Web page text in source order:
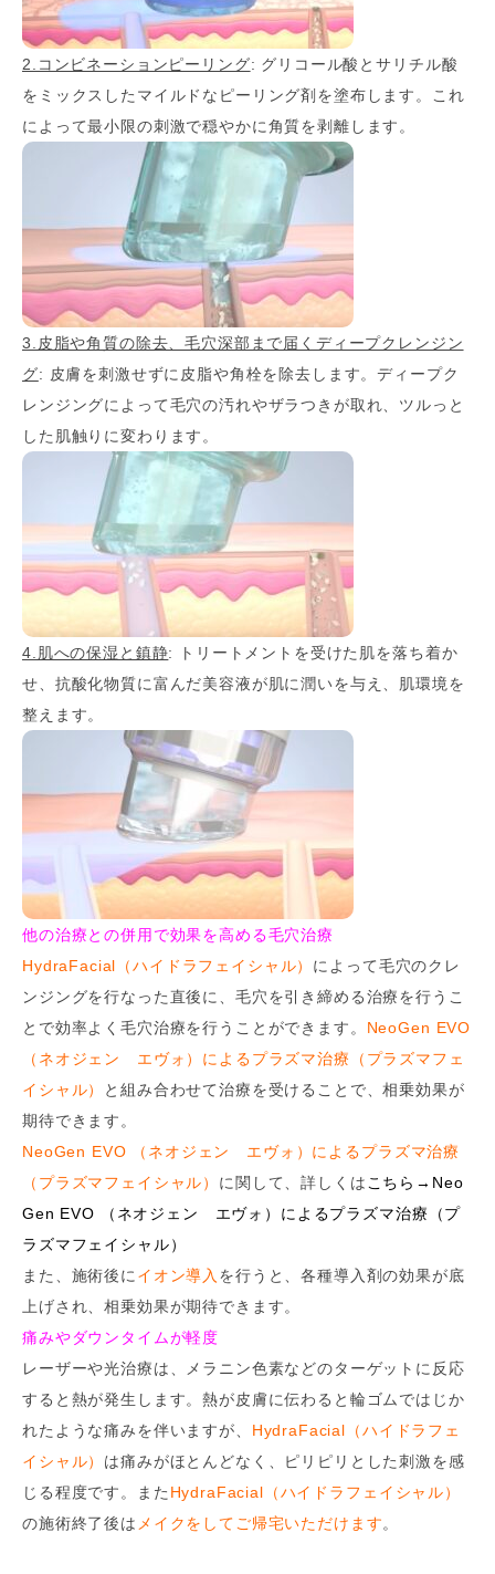
2.コンビネーションピーリング: グリコール酸とサリチル酸
をミックスしたマイルドなピーリング剤を塗布します。これ
によって最小限の刺激で穏やかに角質を剥離します。
3.皮脂や角質の除去、毛穴深部まで届くディープクレンジン
グ: 皮膚を刺激せずに皮脂や角栓を除去します。ディープク
レンジングによって毛穴の汚れやザラつきが取れ、ツルっと
した肌触りに変わります。
4.肌への保湿と鎮静: トリートメントを受けた肌を落ち着か
せ、抗酸化物質に富んだ美容液が肌に潤いを与え、肌環境を
整えます。
他の治療との併用で効果を高める毛穴治療
HydraFacial（ハイドラフェイシャル） によって毛穴のクレ
ンジングを行なった直後に、毛穴を引き締める治療を行うこ
とで効率よく毛穴治療を行うことができます。 NeoGen EVO
（ネオジェン エヴォ）によるプラズマ治療（プラズマフェ
イシャル）
と組み合わせて治療を受けることで、相乗効果が
期待できます。
NeoGen EVO （ネオジェン エヴォ）によるプラズマ治療
（プラズマフェイシャル） に関して、詳しくはこちら→Neo
Gen EVO （ネオジェン エヴォ）によるプラズマ治療（プ
ラズマフェイシャル）
また、施術後にイオン導入 を行うと、各種導入剤の効果が底
上げされ、相乗効果が期待できます。
痛みやダウンタイムが軽度
レーザーや光治療は、メラニン色素などのターゲットに反応
すると熱が発生します。熱が皮膚に伝わると輪ゴムではじか
れたような痛みを伴いますが、 HydraFacial（ハイドラフェ
イシャル） は痛みがほとんどなく、ピリピリとした刺激を感
じる程度です。また HydraFacial（ハイドラフェイシャル）
の施術終了後は メイクをしてご帰宅いただけます。